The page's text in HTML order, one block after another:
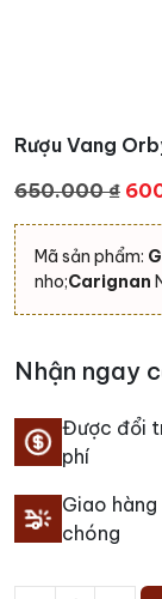
Rượu Vang
650.000₫ Giá
gốc
là:
Mã sản phẩm:
nho;Carignan
Nhận ngay
Được đổi
phí
Giao hàng
chóng